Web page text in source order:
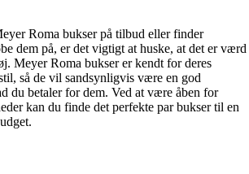
Roma bukser på tilbud eller finder
dem på, er det vigtigt at huske, at det er værd
Meyer Roma bukser er kendt for deres
så de vil sandsynligvis være en god
du betaler for dem. Ved at være åben for
kan du finde det perfekte par bukser til en